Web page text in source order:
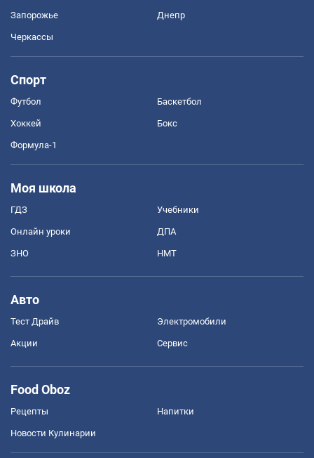
Запорожье Днепр
Черкассы
Спорт
Футбол Баскетбол
Хоккей Бокс
Формула-1
Моя школа
ГДЗ Учебники
Онлайн уроки ДПА
ЗНО НМТ
Авто
Тест Драйв Электромобили
Акции Сервис
Food Oboz
Рецепты Напитки
Новости Кулинарии